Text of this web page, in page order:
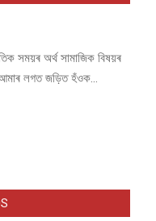
সময়ৰ অৰ্থ সামাজিক বিষয়ৰ
লগত জড়িত হঁওক...